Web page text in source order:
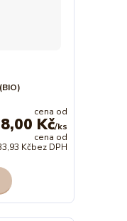
cena od
Kč/ks
cena od
Kčbez DPH